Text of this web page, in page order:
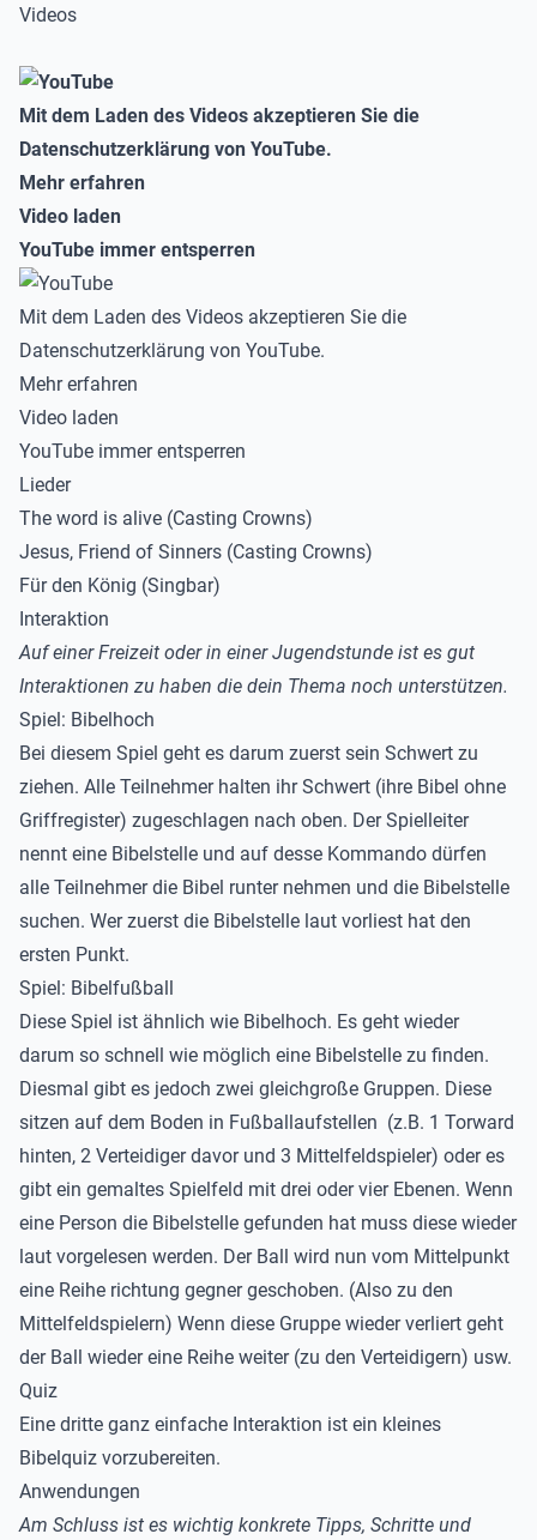
Videos
Mit dem Laden des Videos akzeptieren Sie die
Datenschutzerklärung von YouTube.
Mehr erfahren
Video laden
YouTube immer entsperren
Mit dem Laden des Videos akzeptieren Sie die
Datenschutzerklärung von YouTube.
Mehr erfahren
Video laden
YouTube immer entsperren
Lieder
The word is alive (Casting Crowns)
Jesus, Friend of Sinners (Casting Crowns)
Für den König (Singbar)
Interaktion
Auf einer Freizeit oder in einer Jugendstunde ist es gut
Interaktionen zu haben die dein Thema noch unterstützen.
Spiel: Bibelhoch
Bei diesem Spiel geht es darum zuerst sein Schwert zu
ziehen. Alle Teilnehmer halten ihr Schwert (ihre Bibel ohne
Griffregister) zugeschlagen nach oben. Der Spielleiter
nennt eine Bibelstelle und auf desse Kommando dürfen
alle Teilnehmer die Bibel runter nehmen und die Bibelstelle
suchen. Wer zuerst die Bibelstelle laut vorliest hat den
ersten Punkt.
Spiel: Bibelfußball
Diese Spiel ist ähnlich wie Bibelhoch. Es geht wieder
darum so schnell wie möglich eine Bibelstelle zu finden.
Diesmal gibt es jedoch zwei gleichgroße Gruppen. Diese
sitzen auf dem Boden in Fußballaufstellen (z.B. 1 Torward
hinten, 2 Verteidiger davor und 3 Mittelfeldspieler) oder es
gibt ein gemaltes Spielfeld mit drei oder vier Ebenen. Wenn
eine Person die Bibelstelle gefunden hat muss diese wieder
laut vorgelesen werden. Der Ball wird nun vom Mittelpunkt
eine Reihe richtung gegner geschoben. (Also zu den
Mittelfeldspielern) Wenn diese Gruppe wieder verliert geht
der Ball wieder eine Reihe weiter (zu den Verteidigern) usw.
Quiz
Eine dritte ganz einfache Interaktion ist ein kleines
Bibelquiz vorzubereiten.
Anwendungen
Am Schluss ist es wichtig konkrete Tipps, Schritte und